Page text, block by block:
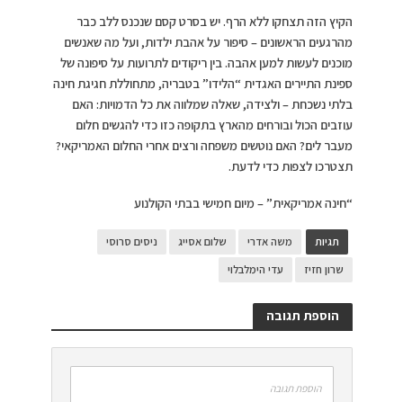
הקיץ הזה תצחקו ללא הרף. יש בסרט קסם שנכנס ללב כבר
מהרגעים הראשונים – סיפור על אהבת ילדות, ועל מה שאנשים
מוכנים לעשות למען אהבה. בין ריקודים לתרועות על סיפונה של
ספינת התיירים האגדית “הלידו” בטבריה, מתחוללת חגיגת חינה
בלתי נשכחת – ולצידה, שאלה שמלווה את כל הדמויות: האם
עוזבים הכול ובורחים מהארץ בתקופה כזו כדי להגשים חלום
מעבר לים? האם נוטשים משפחה ורצים אחרי החלום האמריקאי?
תצטרכו לצפות כדי לדעת.
“חינה אמריקאית” – מיום חמישי בבתי הקולנוע
תגיות משה אדרי שלום אסייג
ניסים סרוסי
שרון חזיז
עדי הימלבלוי
הוספת תגובה
הוספת תגובה